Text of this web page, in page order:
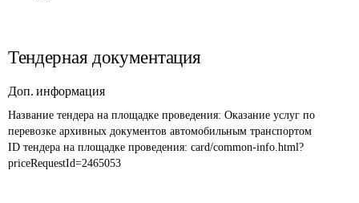
Тендерная документация
Доп. информация
Название тендера на площадке проведения: Оказание услуг по
перевозке архивных документов автомобильным транспортом
ID тендера на площадке проведения: card/common-info.html?
priceRequestId=2465053